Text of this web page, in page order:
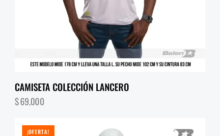
CAMISETA COLECCIÓN LANCERO
$69,000
¡OFERTA!